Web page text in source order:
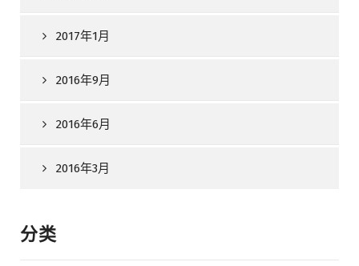
2017年1月
2016年9月
2016年6月
2016年3月
分类